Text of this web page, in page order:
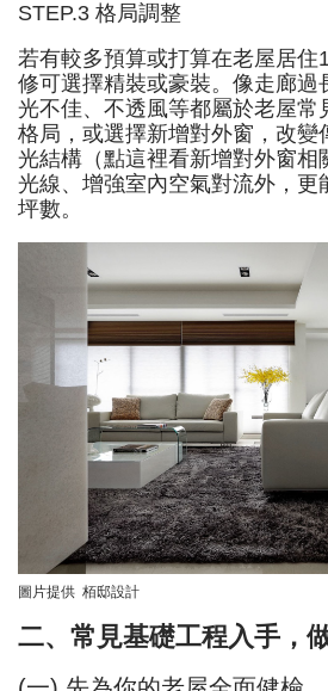
STEP.3 格局調整
若有較多預算或打算在老屋居住
修可選擇精裝或豪裝。像走廊過
光不佳、不透風等都屬於老屋常
格局，或選擇新增對外窗，改變
光結構（點這裡看新增對外窗相
光線、增強室內空氣對流外，更
坪數。
圖片提供 栢邸設計
二、常見基礎工程入手，